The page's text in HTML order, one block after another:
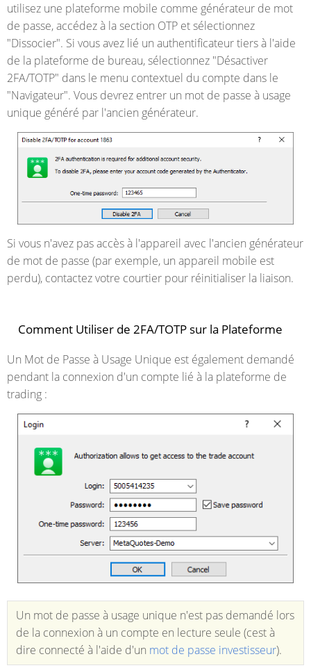
utilisez une plateforme mobile comme générateur de mot
de passe, accédez à la section OTP et sélectionnez
"Dissocier". Si vous avez lié un authentificateur tiers à l'aide
de la plateforme de bureau, sélectionnez "Désactiver
2FA/TOTP" dans le menu contextuel du compte dans le
"Navigateur". Vous devrez entrer un mot de passe à usage
unique généré par l'ancien générateur.
Si vous n'avez pas accès à l'appareil avec l'ancien générateur
de mot de passe (par exemple, un appareil mobile est
perdu), contactez votre courtier pour réinitialiser la liaison.
Comment Utiliser de 2FA/TOTP sur la Plateforme
Un Mot de Passe à Usage Unique est également demandé
pendant la connexion d'un compte lié à la plateforme de
trading :
Un mot de passe à usage unique n'est pas demandé lors
de la connexion à un compte en lecture seule (cest à
dire connecté à l'aide d'un mot de passe investisseur).